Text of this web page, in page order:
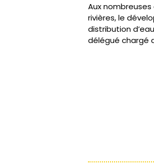
Aux
rivières, le
distribution
délégué chargé